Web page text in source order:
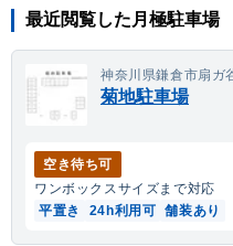
最近閲覧した月極駐車場
神奈川県鎌倉市扇
菊地駐車場
空き待ち可
ワンボックスサイズまで対応
平置き
24h利用可 舗装あり